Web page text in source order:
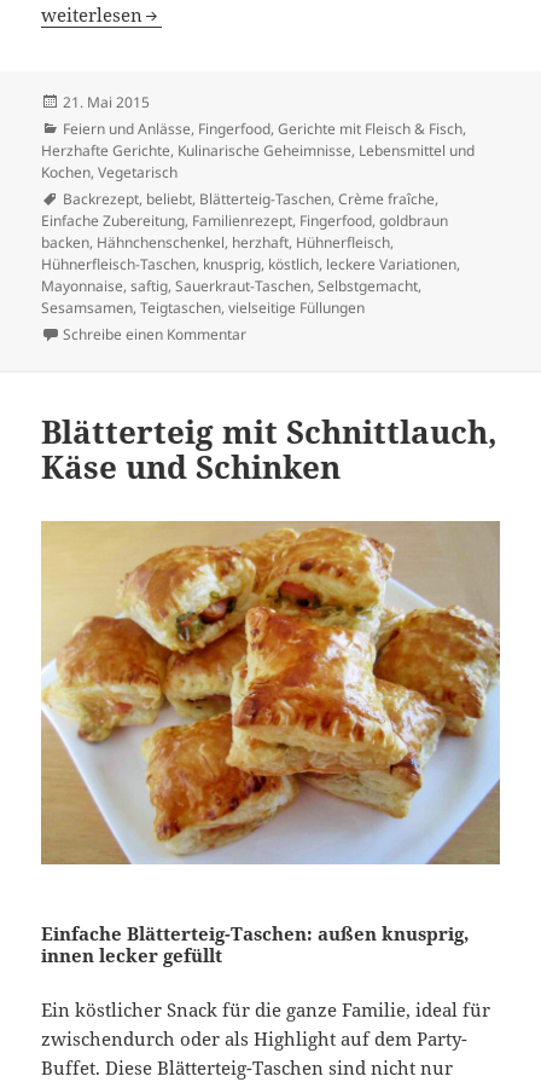
Knusprige Hühnerfleisch- und Sauerkraut-Taschen: Ein
weiterlesen
Veröffentlicht
am
21. Mai 2015
Kategorien
Feiern und Anlässe, Fingerfood,Gerichte mit Fleisch & Fisch,
Herzhafte Gerichte, Kulinarische Geheimnisse, Lebensmittel und
Kochen,Vegetarisch
Schlagwörter
Backrezept, beliebt, Blätterteig-Taschen,Crème fraîche,
Einfache Zubereitung, Familienrezept, Fingerfood,goldbraun
backen, Hähnchenschenkel, herzhaft, Hühnerfleisch,
Hühnerfleisch-Taschen, knusprig, köstlich, leckere Variationen,
Mayonnaise,saftig,Sauerkraut-Taschen,Selbstgemacht,
Sesamsamen,Teigtaschen,vielseitige Füllungen
Schreibe einen Kommentarzu Knusprige Hühnerfleisch- und
Blätterteig mit Schnittlauch,
Käse und Schinken
Einfache Blätterteig-Taschen: außen knusprig,
innen lecker gefüllt
Ein köstlicher Snack für die ganze Familie, ideal für
zwischendurch oder als Highlight auf dem Party-
Buffet. Diese Blätterteig-Taschen sind nicht nur